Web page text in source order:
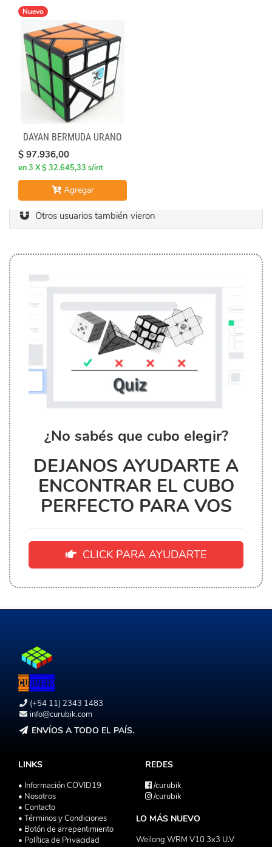
Nuevo
DAYAN BERMUDA URANO
$ 97.936,00
en 3 X $ 32.645,33 s/int
Agregar
Otros usuarios también vieron
¿No sabés que cubo elegir?
DEJANOS AYUDARTE A
ENCONTRAR EL CUBO
PERFECTO PARA VOS
CLICK PARA AYUDARTE
(+54 11) 2343 1483
info@curubik.com
ENVÍOS A TODO EL PAÍS.
LINKS
• Información COVID19
• Nosotros
• Contacto
• Términos y Condiciones
• Botón de arrepentimiento
• Política de Privacidad
REDES
/curubik
/curubik
LO MÁS NUEVO
Weilong WRM V10 3x3 U.V